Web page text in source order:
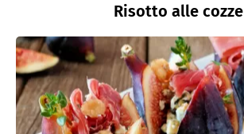
Risotto alle cozze